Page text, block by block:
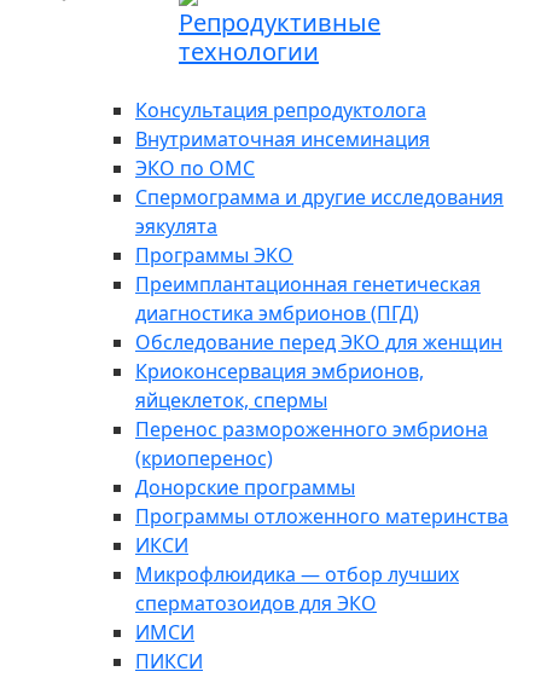
Репродуктивные
технологии
Консультация репродуктолога
Внутриматочная инсеминация
ЭКО по ОМС
Спермограмма и другие исследования
эякулята
Программы ЭКО
Преимплантационная генетическая
диагностика эмбрионов (ПГД)
Обследование перед ЭКО для женщин
Криоконсервация эмбрионов,
яйцеклеток, спермы
Перенос размороженного эмбриона
(криоперенос)
Донорские программы
Программы отложенного материнства
ИКСИ
Микрофлюидика — отбор лучших
сперматозоидов для ЭКО
ИМСИ
ПИКСИ